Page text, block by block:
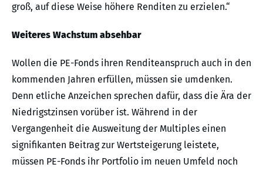
groß, auf diese Weise höhere Renditen zu erzielen.“
Weiteres Wachstum absehbar
Wollen die PE-Fonds ihren Renditeanspruch auch in den
kommenden Jahren erfüllen, müssen sie umdenken.
Denn etliche Anzeichen sprechen dafür, dass die Ära der
Niedrigstzinsen vorüber ist. Während in der
Vergangenheit die Ausweitung der Multiples einen
signifikanten Beitrag zur Wertsteigerung leistete,
müssen PE-Fonds ihr Portfolio im neuen Umfeld noch